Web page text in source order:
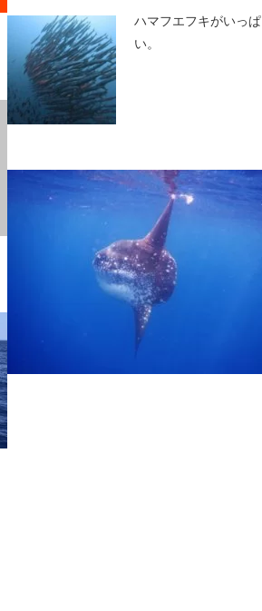
ハマフエフキがいっぱ
い。